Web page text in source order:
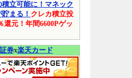
立可能に！マネック
まる！ クレカ積立投
還元！年間6600Pゲッ
券x楽天カード